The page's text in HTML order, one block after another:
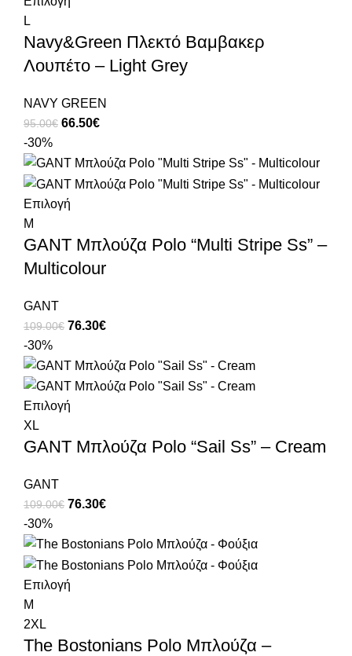
L
Navy&Green Πλεκτό Βαμβακερ
Λουπέτο – Light Grey
NAVY GREEN
95.00€ 66.50€
-30%
Επιλογή
M
GANT Μπλούζα Polo “Multi Stripe Ss” –
Multicolour
GANT
109.00€ 76.30€
-30%
Επιλογή
XL
GANT Μπλούζα Polo “Sail Ss” – Cream
GANT
109.00€ 76.30€
-30%
Επιλογή
M
2XL
The Bostonians Polo Μπλούζα –